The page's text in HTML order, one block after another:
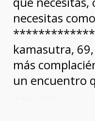
necesitas
kamasutra,
más
un encuentro